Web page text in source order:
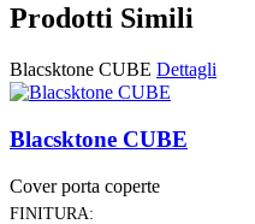
Prodotti Simili
Blacsktone CUBE Dettagli
Blacsktone CUBE
Cover porta coperte
FINITURA: